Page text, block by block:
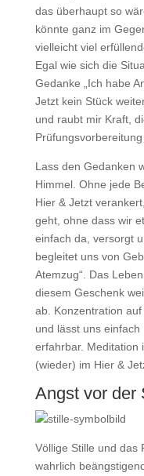
das überhaupt so
könnte ganz im
vielleicht viel
Egal wie sich die
Gedanke „Ich habe
Jetzt kein Stück
und raubt mir Kraft,
Prüfungsvorbereitung
Lass den Gedanken
Himmel. Ohne jede
Hier & Jetzt
geht, ohne dass wir
einfach da, versorgt
begleitet uns von
Atemzug“. Das
diesem Geschenk
ab. Konzentration
und lässt uns
erfahrbar. Meditation
(wieder) im Hier &
Angst vor der
Völlige Stille und das
wahrlich